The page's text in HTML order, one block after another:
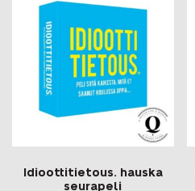
Idioottitietous. hauska
seurapeli